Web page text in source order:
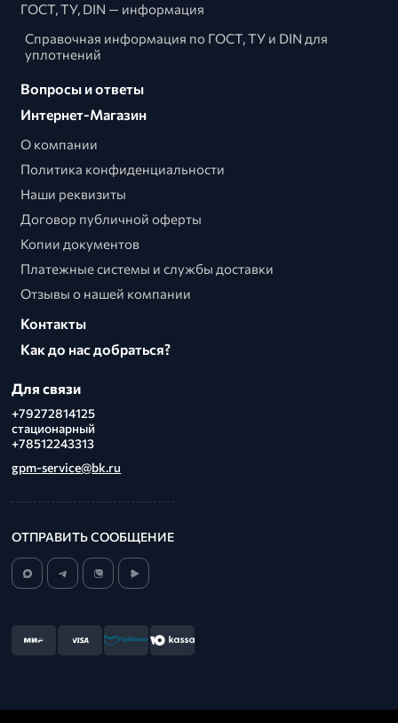
ГОСТ, ТУ, DIN — информация
Справочная информация по ГОСТ, ТУ и DIN для
уплотнений
Вопросы и ответы
Интернет-Магазин
О компании
Политика конфиденциальности
Наши реквизиты
Договор публичной оферты
Копии документов
Платежные системы и службы доставки
Отзывы о нашей компании
Контакты
Как до нас добраться?
Для связи
+79272814125
стационарный
+78512243313
gpm-service@bk.ru
ОТПРАВИТЬ СООБЩЕНИЕ